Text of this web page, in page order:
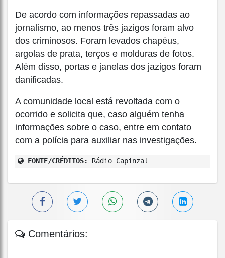
De acordo com informações repassadas ao
jornalismo, ao menos três jazigos foram alvo
dos criminosos. Foram levados chapéus,
argolas de prata, terços e molduras de fotos.
Além disso, portas e janelas dos jazigos foram
danificadas.
A comunidade local está revoltada com o
ocorrido e solicita que, caso alguém tenha
informações sobre o caso, entre em contato
com a polícia para auxiliar nas investigações.
FONTE/CRÉDITOS: Rádio Capinzal
Comentários: